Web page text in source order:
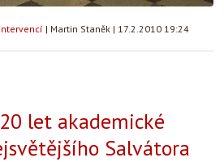
| Martin Staněk | 17.2.2010 19:24
let akademické
Salvátora